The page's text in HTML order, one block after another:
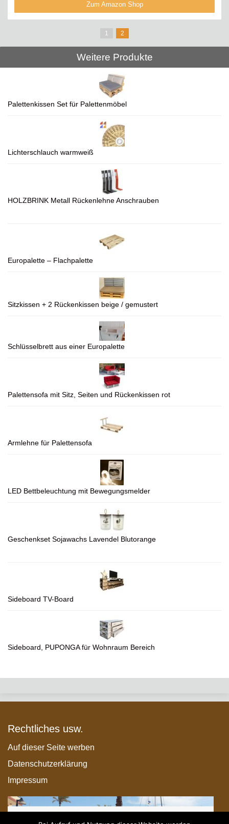
Zum Amazon Shop
1 2
Weitere Produkte
Palettenkissen Set für Palettenmöbel
Lichterschlauch warmweiß
HOLZBRINK Metall Rückenlehne Anschrauben
Europalette – Flachpalette
Sitzkissen + 2 Rückenkissen beige / gemustert
Schlüsselbrett aus einer Europalette
Palettensofa mit Sitz, Seiten und Rückenkissen rot
Armlehne für Palettensofa
LED Bettbeleuchtung mit Bewegungsmelder
Geschenkset Sojawachs Lavendel Blutorange
Sideboard TV-Board
Sideboard, PUPONGA für Wohnraum Bereich
Rechtliches usw.
Auf dieser Seite werben
Datenschutzerklärung
Impressum